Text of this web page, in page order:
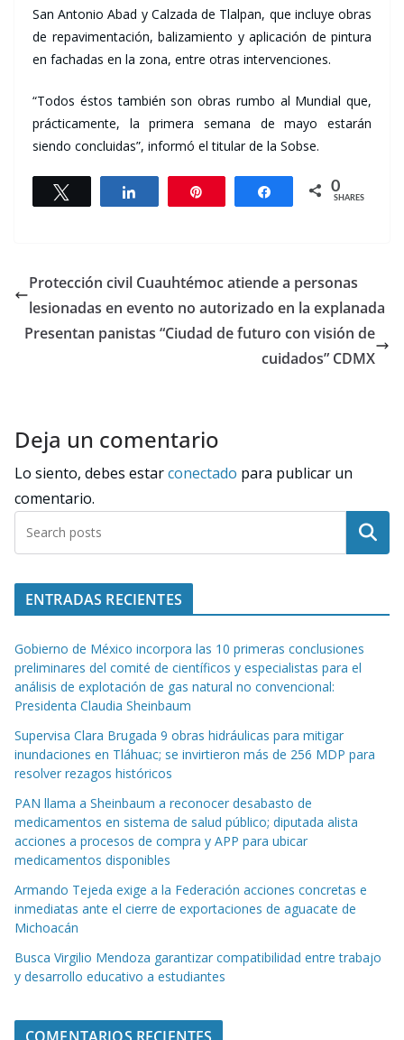
San Antonio Abad y Calzada de Tlalpan, que incluye obras
de repavimentación, balizamiento y aplicación de pintura
en fachadas en la zona, entre otras intervenciones.
“Todos éstos también son obras rumbo al Mundial que,
prácticamente, la primera semana de mayo estarán
siendo concluidas”, informó el titular de la Sobse.
Share 0
SHARES
Protección civil Cuauhtémoc atiende a personas
lesionadas en evento no autorizado en la explanada
Presentan panistas “Ciudad de futuro con visión de
cuidados” CDMX
Deja un comentario
Lo siento, debes estarconectado para publicar un
comentario.
Buscar
ENTRADAS RECIENTES
Gobierno de México incorpora las 10 primeras conclusiones
preliminares del comité de científicos y especialistas para el
análisis de explotación de gas natural no convencional:
Presidenta Claudia Sheinbaum
Supervisa Clara Brugada 9 obras hidráulicas para mitigar
inundaciones en Tláhuac; se invirtieron más de 256 MDP para
resolver rezagos históricos
PAN llama a Sheinbaum a reconocer desabasto de
medicamentos en sistema de salud público; diputada alista
acciones a procesos de compra y APP para ubicar
medicamentos disponibles
Armando Tejeda exige a la Federación acciones concretas e
inmediatas ante el cierre de exportaciones de aguacate de
Michoacán
Busca Virgilio Mendoza garantizar compatibilidad entre trabajo
y desarrollo educativo a estudiantes